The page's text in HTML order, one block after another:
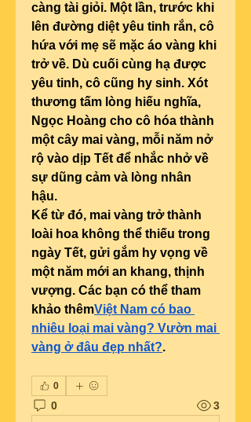
càng tài giỏi. Một lần, trước khi
lên đường diệt yêu tinh rắn, cô
hứa với mẹ sẽ mặc áo vàng khi
trở về. Dù cuối cùng hạ được
yêu tinh, cô cũng hy sinh. Xót
thương tấm lòng hiếu nghĩa,
Ngọc Hoàng cho cô hóa thành
một cây mai vàng, mỗi năm nở
rộ vào dịp Tết để nhắc nhở về
sự dũng cảm và lòng nhân
hậu.
Kể từ đó, mai vàng trở thành
loài hoa không thể thiếu trong
ngày Tết, gửi gắm hy vọng về
một năm mới an khang, thịnh
vượng. Các bạn có thể tham
khảo thêmViệt Nam có bao
nhiêu loại mai vàng? Vườn mai
vàng ở đâu đẹp nhất?.
0
0 3